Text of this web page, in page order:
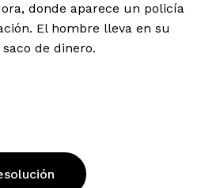
donde aparece un policía
El hombre lleva en su
de dinero.